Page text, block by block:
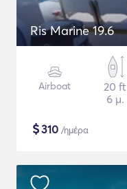
Ris Marine 19.6
Airboat
20 ft
6 μ.
$310 /ημέρα